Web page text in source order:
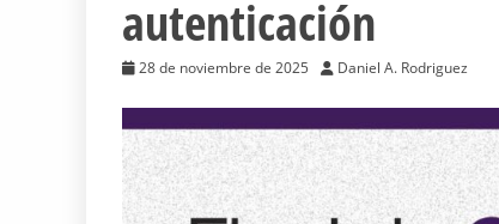
autenticación
28 de noviembre de 2025 Daniel A. Rodriguez